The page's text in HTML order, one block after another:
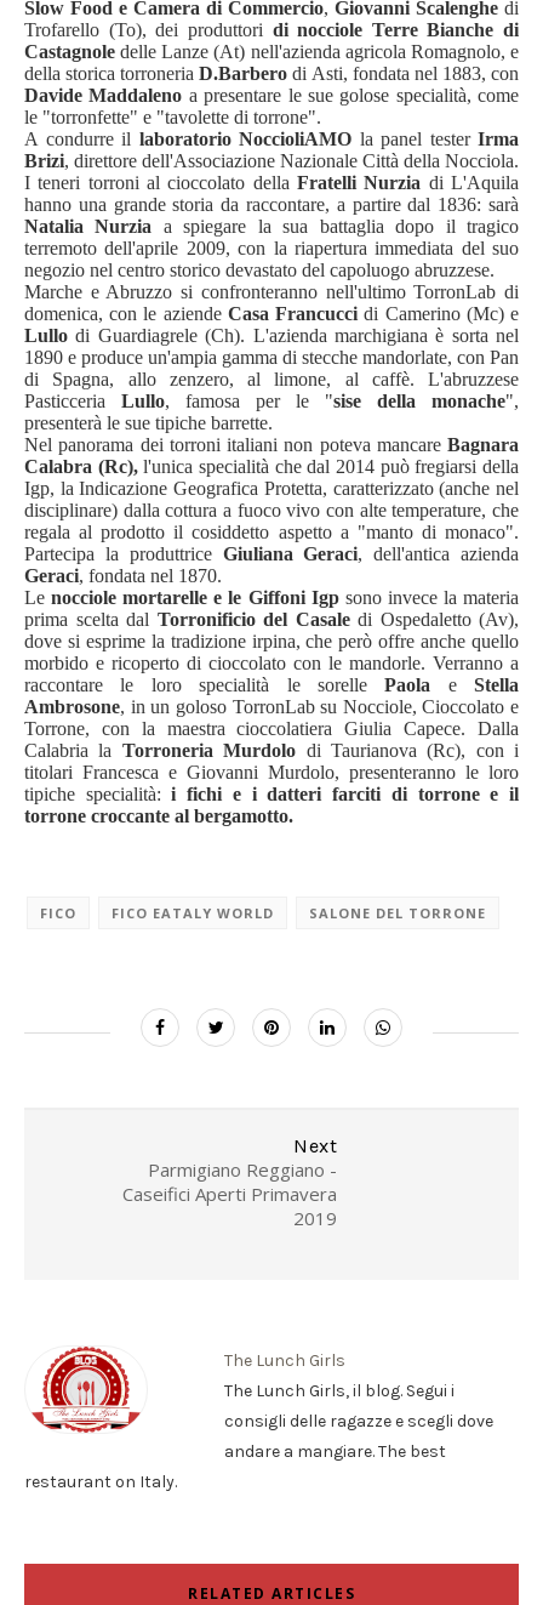
Slow Food e Camera di Commercio, Giovanni Scalenghe di
Trofarello (To), dei produttori di nocciole Terre Bianche di
Castagnole delle Lanze (At) nell'azienda agricola Romagnolo, e
della storica torroneriaD.Barbero di Asti, fondata nel 1883, con
Davide Maddaleno a presentare le sue golose specialità, come
le "torronfette" e "tavolette di torrone".
A condurre il laboratorio NoccioliAMO la panel tester Irma
Brizi, direttore dell'Associazione Nazionale Città della Nocciola.
I teneri torroni al cioccolato della Fratelli Nurzia di L'Aquila
hanno una grande storia da raccontare, a partire dal 1836: sarà
Natalia Nurzia a spiegare la sua battaglia dopo il tragico
terremoto dell'aprile 2009, con la riapertura immediata del suo
negozio nel centro storico devastato del capoluogo abruzzese.
Marche e Abruzzo si confronteranno nell'ultimo TorronLab di
domenica, con le aziende Casa Francucci di Camerino (Mc) e
Lullo di Guardiagrele (Ch). L'azienda marchigiana è sorta nel
1890 e produce un'ampia gamma di stecche mandorlate, con Pan
di Spagna, allo zenzero, al limone, al caffè. L'abruzzese
Pasticceria Lullo, famosa per le "sise della monache",
presenterà le sue tipiche barrette.
Nel panorama dei torroni italiani non poteva mancare Bagnara
Calabra (Rc),l'unica specialità che dal 2014 può fregiarsi della
Igp, la Indicazione Geografica Protetta, caratterizzato (anche nel
disciplinare) dalla cottura a fuoco vivo con alte temperature, che
regala al prodotto il cosiddetto aspetto a "manto di monaco".
Partecipa la produttrice Giuliana Geraci, dell'antica azienda
Geraci, fondata nel 1870.
Lenocciole mortarelle e le Giffoni Igpsono invece la materia
prima scelta dal Torronificio del Casaledi Ospedaletto (Av),
dove si esprime la tradizione irpina, che però offre anche quello
morbido e ricoperto di cioccolato con le mandorle. Verranno a
raccontare le loro specialità le sorellePaola e Stella
Ambrosone, in un goloso TorronLab su Nocciole, Cioccolato e
Torrone, con la maestra cioccolatiera Giulia Capece. Dalla
Calabria la Torroneria Murdolo di Taurianova (Rc), con i
titolari Francesca e Giovanni Murdolo, presenteranno le loro
tipiche specialità:i fichi e i datteri farciti di torrone e il
torrone croccante al bergamotto.
FICO FICO EATALY WORLD SALONE DEL TORRONE
Next
Parmigiano Reggiano -
Caseifici Aperti Primavera
2019
The Lunch Girls
The Lunch Girls, il blog. Segui i
consigli delle ragazze e scegli dove
andare a mangiare. The best
restaurant on Italy.
RELATED ARTICLES